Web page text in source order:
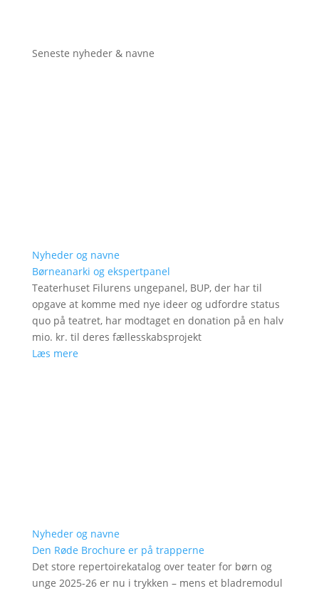
Seneste nyheder & navne
Nyheder og navne
Børneanarki og ekspertpanel
Teaterhuset Filurens ungepanel, BUP, der har til
opgave at komme med nye ideer og udfordre status
quo på teatret, har modtaget en donation på en halv
mio. kr. til deres fællesskabsprojekt
Læs mere
Nyheder og navne
Den Røde Brochure er på trapperne
Det store repertoirekatalog over teater for børn og
unge 2025-26 er nu i trykken – mens et bladremodul